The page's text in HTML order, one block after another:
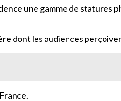
une gamme de statures
dont les audiences